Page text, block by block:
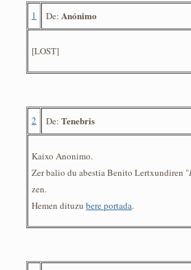
1 De: Anónimo
[LOST]
2 De: Tenebris
Kaixo Anonimo.
Zer balio du abestia Benito Lertxundiren "
zen.
Hemen dituzu bere portada.